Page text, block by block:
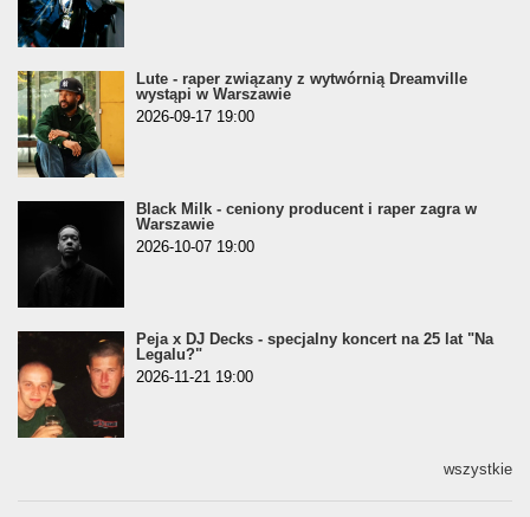
Lute - raper związany z wytwórnią Dreamville
wystąpi w Warszawie
2026-09-17 19:00
Black Milk - ceniony producent i raper zagra w
Warszawie
2026-10-07 19:00
Peja x DJ Decks - specjalny koncert na 25 lat "Na
Legalu?"
2026-11-21 19:00
wszystkie